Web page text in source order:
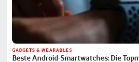
GADGETS & WEARABLES
Beste Android-Smartwatches: Die